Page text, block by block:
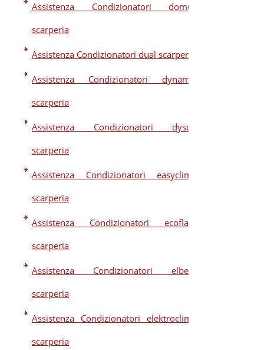
Assistenza Condizionatori domus
scarperia
Assistenza Condizionatori dual scarperia
Assistenza Condizionatori dynamic
scarperia
Assistenza Condizionatori dyson
scarperia
Assistenza Condizionatori easyclima
scarperia
Assistenza Condizionatori ecoflam
scarperia
Assistenza Condizionatori elberg
scarperia
Assistenza Condizionatori elektroclima
scarperia